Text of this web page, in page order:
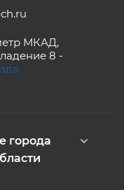
МКАД,
8 -
города